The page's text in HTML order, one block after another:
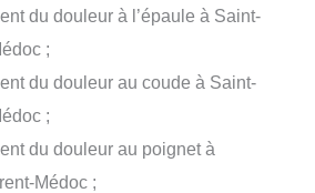
du douleur à l’épaule à Saint-
;
du douleur au coude à Saint-
;
du douleur au poignet à
Médoc ;